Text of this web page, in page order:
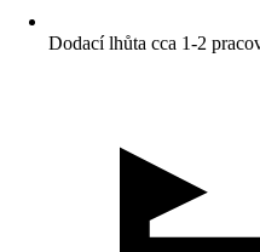
Dodací lhůta cca 1-2